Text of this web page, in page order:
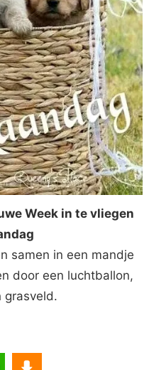
Week in te vliegen
samen in een mandje
door een luchtballon,
grasveld.